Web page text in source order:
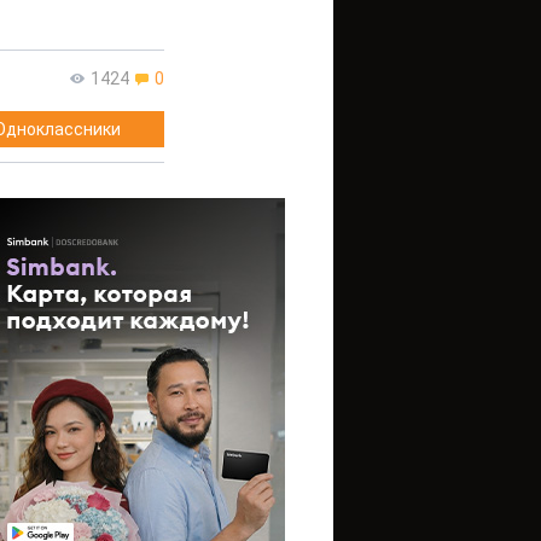
1424 0